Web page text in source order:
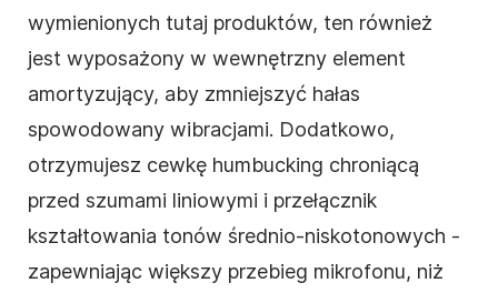
wymienionych tutaj produktów, ten również
jest wyposażony w wewnętrzny element
amortyzujący, aby zmniejszyć hałas
spowodowany wibracjami. Dodatkowo,
otrzymujesz cewkę humbucking chroniącą
przed szumami liniowymi i przełącznik
kształtowania tonów średnio-niskotonowych -
zapewniając większy przebieg mikrofonu, niż